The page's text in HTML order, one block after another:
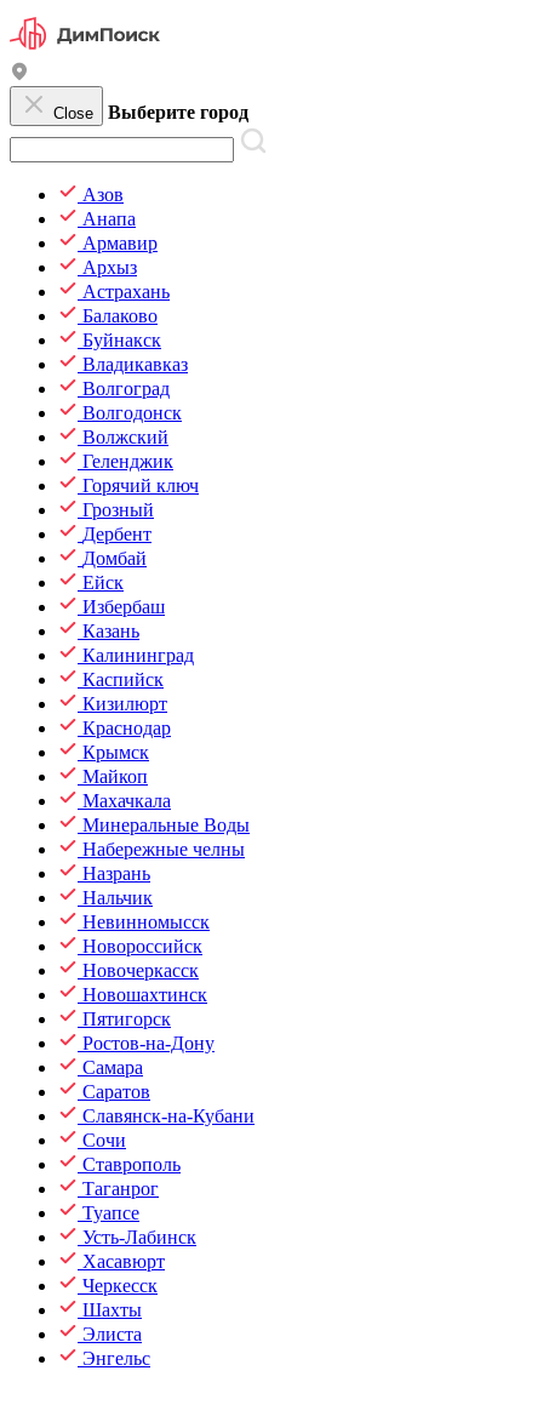
Close Выберите город
Азов
Анапа
Армавир
Архыз
Астрахань
Балаково
Буйнакск
Владикавказ
Волгоград
Волгодонск
Волжский
Геленджик
Горячий ключ
Грозный
Дербент
Домбай
Ейск
Избербаш
Казань
Калининград
Каспийск
Кизилюрт
Краснодар
Крымск
Майкоп
Махачкала
Минеральные Воды
Набережные челны
Назрань
Нальчик
Невинномысск
Новороссийск
Новочеркасск
Новошахтинск
Пятигорск
Ростов-на-Дону
Самара
Саратов
Славянск-на-Кубани
Сочи
Ставрополь
Таганрог
Туапсе
Усть-Лабинск
Хасавюрт
Черкесск
Шахты
Элиста
Энгельс